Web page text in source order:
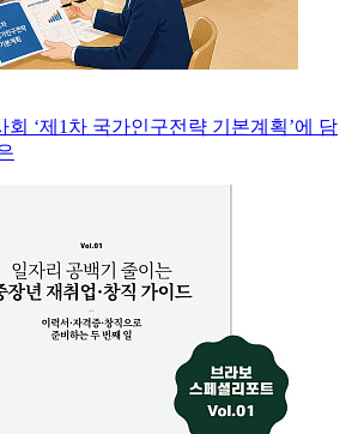
회 ‘제1차 국가인구전략 기본계획’에 담